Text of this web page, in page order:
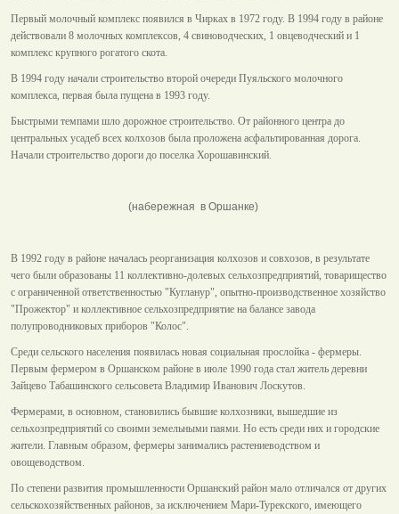
Первый молочный комплекс появился в Чирках в 1972 году. В 1994 году в районе
действовали 8 молочных комплексов, 4 свиноводческих, 1 овцеводческий и 1
комплекс крупного рогатого скота.
В 1994 году начали строительство второй очереди Пуяльского молочного
комплекса, первая была пущена в 1993 году.
Быстрыми темпами шло дорожное строительство. От районного центра до
центральных усадеб всех колхозов была проложена асфальтированная дорога.
Начали строительство дороги до поселка Хорошавинский.
(набережная в Оршанке)
В 1992 году в районе началась реорганизация колхозов и совхозов, в результате
чего были образованы 11 коллективно-долевых сельхозпредприятий, товарищество
с ограниченной ответственностью "Кугланур", опытно-производственное хозяйство
"Прожектор" и коллективное сельхозпредприятие на балансе завода
полупроводниковых приборов "Колос".
Среди сельского населения появилась новая социальная прослойка - фермеры.
Первым фермером в Оршанском районе в июле 1990 года стал житель деревни
Зайцево Табашинского сельсовета Владимир Иванович Лоскутов.
Фермерами, в основном, становились бывшие колхозники, вышедшие из
сельхозпредприятий со своими земельными паями. Но есть среди них и городские
жители. Главным образом, фермеры занимались растениеводством и
овощеводством.
По степени развития промышленности Оршанский район мало отличался от других
сельскохозяйственных районов, за исключением Мари-Турекского, имеющего